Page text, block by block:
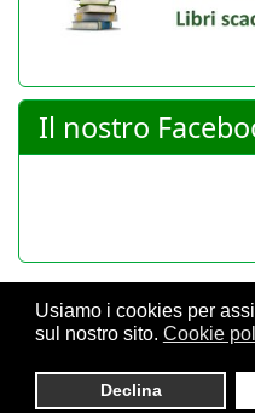
Usiamo i cookies per
sul nostro sito. Cookie
Declina
Il nostro
Giovanna, 12 - 20129 Milano